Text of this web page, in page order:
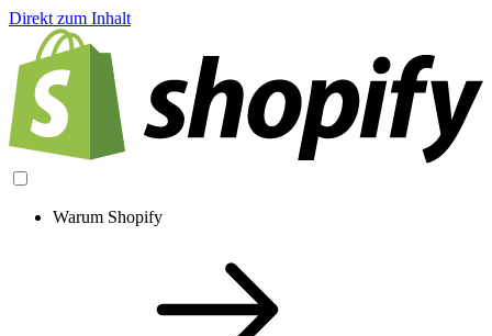
Direkt zum Inhalt
Warum Shopify